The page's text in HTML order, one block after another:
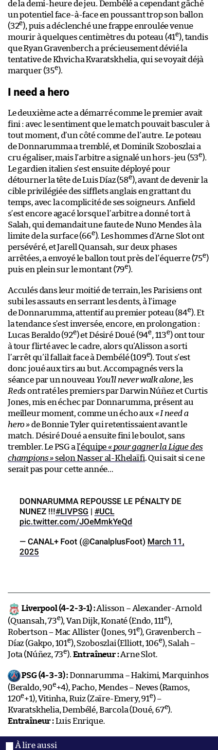
de la demi-heure de jeu. Dembélé a cependant gâché
un potentiel face-à-face en poussant trop son ballon
(32e), puis a déclenché une frappe enroulée venue
mourir à quelques centimètres du poteau (41e), tandis
que Ryan Gravenberch a précieusement dévié la
tentative de Khvicha Kvaratskhelia, qui se voyait déjà
marquer (35e).
I need a hero
Le deuxième acte a démarré comme le premier avait
fini : avec le sentiment que le match pouvait basculer à
tout moment, d’un côté comme de l’autre. Le poteau
de Donnarumma a tremblé, et Dominik Szoboszlai a
cru égaliser, mais l’arbitre a signalé un hors-jeu (53e).
Le gardien italien s’est ensuite déployé pour
détourner la tête de Luis Díaz (58e), avant de devenir la
cible privilégiée des sifflets anglais en grattant du
temps, avec la complicité de ses soigneurs. Anfield
s’est encore agacé lorsque l’arbitre a donné tort à
Salah, qui demandait une faute de Nuno Mendes à la
limite de la surface (66e). Les hommes d’Arne Slot ont
persévéré, et Jarell Quansah, sur deux phases
arrêtées, a envoyé le ballon tout près de l’équerre (75e)
puis en plein sur le montant (79e).
Acculés dans leur moitié de terrain, les Parisiens ont
subi les assauts en serrant les dents, à l’image
de Donnarumma, attentif au premier poteau (84e). Et
la tendance s’est inversée, encore, en prolongation :
Lucas Beraldo (92e) et Désiré Doué (94e, 113e) ont tour
à tour flirté avec le cadre, alors qu’Alisson a sorti
l’arrêt qu’il fallait face à Dembélé (109e). Tout s’est
donc joué aux tirs au but. Accompagnés vers la
séance par un nouveau You’ll never walk alone, les
Redsont raté les premiers par Darwin Núñez et Curtis
Jones, mis en échec par Donnarumma, présent au
meilleur moment, comme un écho aux « I need a
hero »de Bonnie Tyler qui retentissaient avant le
match. Désiré Doué a ensuite fini le boulot, sans
trembler. Le PSG a l’équipe« pour gagner la Ligue des
champions » selon Nasser al-Khelaïfi. Qui sait si ce ne
serait pas pour cette année…
DONNARUMMA REPOUSSE LE PÉNALTY DE
NUNEZ !!!#LIVPSG | #UCL
pic.twitter.com/JOeMmkYeQd
— CANAL+ Foot (@CanalplusFoot) March 11,
2025
Liverpool (4-2-3-1) :Alisson – Alexander-Arnold
(Quansah, 73e), Van Dijk, Konaté (Endo, 111e),
Robertson – Mac Allister (Jones, 91e), Gravenberch –
Díaz (Gakpo, 101e), Szoboszlai (Elliott, 106e), Salah –
Jota (Núñez, 73e). Entraîneur :Arne Slot.
PSG (4-3-3) :Donnarumma – Hakimi, Marquinhos
(Beraldo, 90e+4), Pacho, Mendes – Neves (Ramos,
120e+1), Vitinha, Ruiz (Zaïre-Emery, 91e) –
Kvaratskhelia, Dembélé, Barcola (Doué, 67e).
Entraîneur :Luis Enrique.